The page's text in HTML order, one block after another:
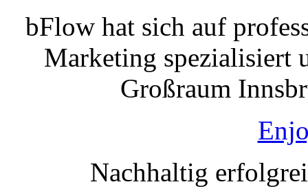
bFlow hat sich auf
Marketing spezialisiert
Großraum
Nachhaltig